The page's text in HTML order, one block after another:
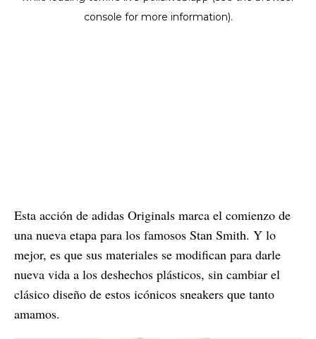
Esta acción de adidas Originals marca el comienzo de
una nueva etapa para los famosos Stan Smith. Y lo
mejor, es que sus materiales se modifican para darle
nueva vida a los deshechos plásticos, sin cambiar el
clásico diseño de estos icónicos sneakers que tanto
amamos.